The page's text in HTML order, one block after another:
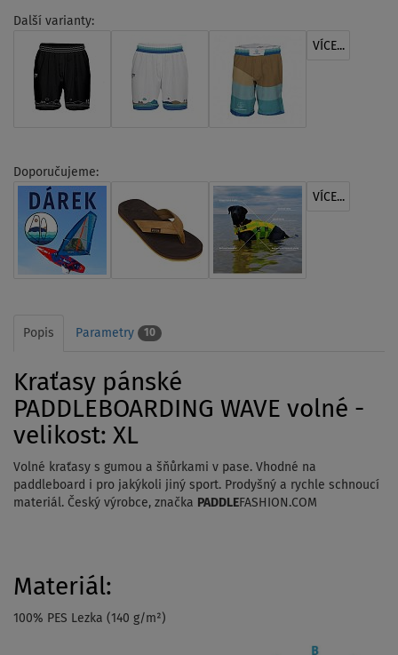
Další varianty:
VÍCE...
Doporučujeme:
VÍCE...
Popis Parametry 10
Kraťasy pánské
PADDLEBOARDING WAVE volné -
velikost: XL
Volné kraťasy s gumou a šňůrkami v pase. Vhodné na
paddleboard i pro jakýkoli jiný sport. Prodyšný a rychle schnoucí
materiál. Český výrobce, značka PADDLEFASHION.COM
Materiál:
100% PES Lezka (140 g/m²)